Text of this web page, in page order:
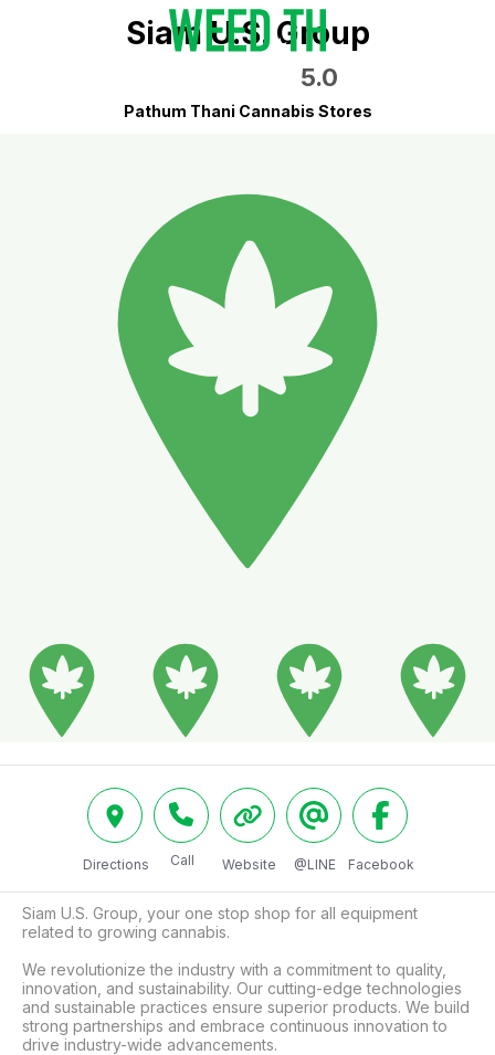
Siam U.S. Group
5.0
Pathum Thani Cannabis Stores
Directions Call Website @LINE Facebook
Siam U.S. Group, your one stop shop for all equipment
related to growing cannabis.
We revolutionize the industry with a commitment to quality,
innovation, and sustainability. Our cutting-edge technologies
and sustainable practices ensure superior products. We build
strong partnerships and embrace continuous innovation to
drive industry-wide advancements.